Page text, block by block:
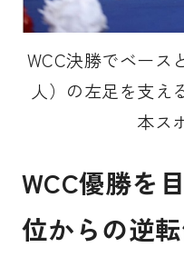
WCC決勝でベース
人）の左足を支え
本ス
WCC優勝を
位からの逆転